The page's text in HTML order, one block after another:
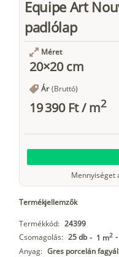
Equipe Art
padlólap
Méret
20×20 cm
Ár (Bruttó)
19 390 Ft/m2
Mennyiséget
Termékjellemzők
Termékkód: 24399
Csomagolás: 25 db - 1 m2 -
Anyag: Gres porcelán